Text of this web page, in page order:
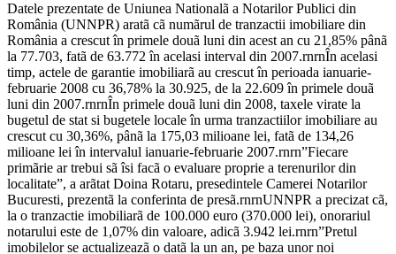
Datele prezentate de Uniunea Nationalã a Notarilor Publici din
România (UNNPR) aratã cã numãrul de tranzactii imobiliare din
România a crescut în primele douã luni din acest an cu 21,85% pânã
la 77.703, fatã de 63.772 în acelasi interval din 2007.rnrnÎn acelasi
timp, actele de garantie imobiliarã au crescut în perioada ianuarie-
februarie 2008 cu 36,78% la 30.925, de la 22.609 în primele douã
luni din 2007.rnrnÎn primele douã luni din 2008, taxele virate la
bugetul de stat si bugetele locale în urma tranzactiilor imobiliare au
crescut cu 30,36%, pânã la 175,03 milioane lei, fatã de 134,26
milioane lei în intervalul ianuarie-februarie 2007.rnrn”Fiecare
primãrie ar trebui sã îsi facã o evaluare proprie a terenurilor din
localitate”, a arãtat Doina Rotaru, presedintele Camerei Notarilor
Bucuresti, prezentã la conferinta de presã.rnrnUNNPR a precizat cã,
la o tranzactie imobiliarã de 100.000 euro (370.000 lei), onorariul
notarului este de 1,07% din valoare, adicã 3.942 lei.rnrn”Pretul
imobilelor se actualizeazã o datã la un an, pe baza unor noi